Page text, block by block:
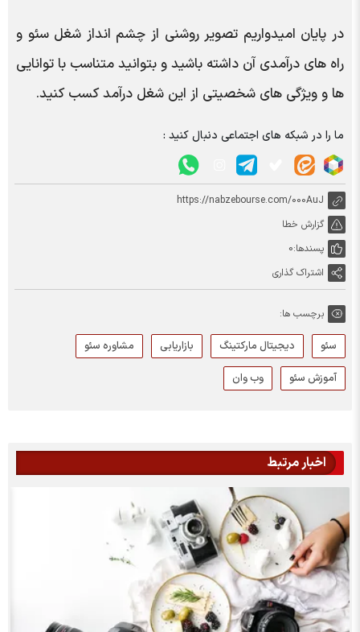
در پایان امیدواریم تصویر روشنی از چشم انداز شغل سئو و
راه های درآمدی آن داشته باشید و بتوانید متناسب با توانایی
ها و ویژگی های شخصیتی از این شغل درآمد کسب کنید.
ما را در شبکه های اجتماعی دنبال کنید :
https://nabzebourse.com/000AuJ
گزارش خطا
پسندها:0
اشتراک گذاری
برچسب ها:
سئو دیجیتال مارکتینگ بازاریابی
مشاوره سئو
آموزش سئو
وب وان
اخبار مرتبط